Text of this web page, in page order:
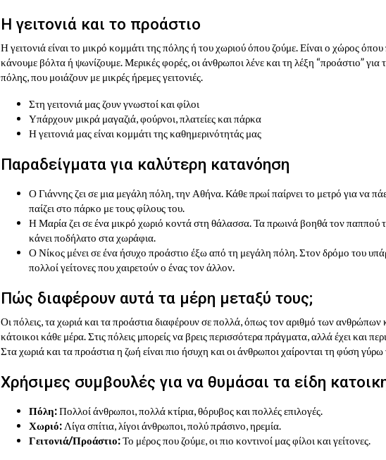
Η γειτονιά και το προάστιο
Η γειτονιά είναι το μικρό κομμάτι της πόλης ή του χωριού όπου ζούμε. Είναι ο χώρος
κάνουμε βόλτα ή ψωνίζουμε. Μερικές φορές, οι άνθρωποι λένε και τη λέξη “προάστιο”
πόλης, που μοιάζουν με μικρές ήρεμες γειτονιές.
Στη γειτονιά μας ζουν γνωστοί και φίλοι
Υπάρχουν μικρά μαγαζιά, φούρνοι, πλατείες και πάρκα
Η γειτονιά μας είναι κομμάτι της καθημερινότητάς μας
Παραδείγματα για καλύτερη κατανόηση
Ο Γιάννης ζει σε μια μεγάλη πόλη, την Αθήνα. Κάθε πρωί παίρνει το μετρό για να
παίζει στο πάρκο με τους φίλους του.
Η Μαρία ζει σε ένα μικρό χωριό κοντά στη θάλασσα. Τα πρωινά βοηθά τον παππού
κάνει ποδήλατο στα χωράφια.
Ο Νίκος μένει σε ένα ήσυχο προάστιο έξω από τη μεγάλη πόλη. Στον δρόμο του
πολλοί γείτονες που χαιρετούν ο ένας τον άλλον.
Πώς διαφέρουν αυτά τα μέρη μεταξύ τους;
Οι πόλεις, τα χωριά και τα προάστια διαφέρουν σε πολλά, όπως τον αριθμό των ανθρώπων
κάτοικοι κάθε μέρα. Στις πόλεις μπορείς να βρεις περισσότερα πράγματα, αλλά έχει και
Στα χωριά και τα προάστια η ζωή είναι πιο ήσυχη και οι άνθρωποι χαίρονται τη φύση γύρω
Χρήσιμες συμβουλές για να θυμάσαι τα είδη
Πόλη:Πολλοί άνθρωποι, πολλά κτίρια, θόρυβος και πολλές επιλογές.
Χωριό: Λίγα σπίτια, λίγοι άνθρωποι, πολύ πράσινο, ηρεμία.
Γειτονιά/Προάστιο:Το μέρος που ζούμε, οι πιο κοντινοί μας φίλοι και γείτονες.